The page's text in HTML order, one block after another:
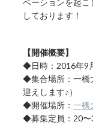
しております！
【開催概要】
◆日時：2016年9
◆集合場所：一橋
迎えします♪）
◆開催場所：一橋
◆募集定員：20〜